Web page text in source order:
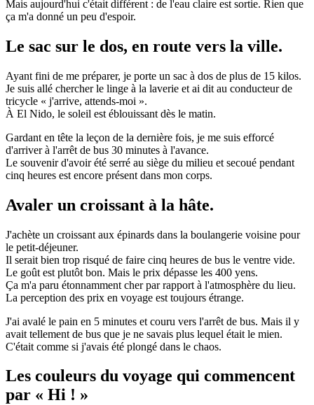
Mais aujourd'hui c'était différent : de l'eau claire est sortie. Rien que
ça m'a donné un peu d'espoir.
Le sac sur le dos, en route vers la ville.
Ayant fini de me préparer, je porte un sac à dos de plus de 15 kilos.
Je suis allé chercher le linge à la laverie et ai dit au conducteur de
tricycle « j'arrive, attends-moi ».
À El Nido, le soleil est éblouissant dès le matin.
Gardant en tête la leçon de la dernière fois, je me suis efforcé
d'arriver à l'arrêt de bus 30 minutes à l'avance.
Le souvenir d'avoir été serré au siège du milieu et secoué pendant
cinq heures est encore présent dans mon corps.
Avaler un croissant à la hâte.
J'achète un croissant aux épinards dans la boulangerie voisine pour
le petit-déjeuner.
Il serait bien trop risqué de faire cinq heures de bus le ventre vide.
Le goût est plutôt bon. Mais le prix dépasse les 400 yens.
Ça m'a paru étonnamment cher par rapport à l'atmosphère du lieu.
La perception des prix en voyage est toujours étrange.
J'ai avalé le pain en 5 minutes et couru vers l'arrêt de bus. Mais il y
avait tellement de bus que je ne savais plus lequel était le mien.
C'était comme si j'avais été plongé dans le chaos.
Les couleurs du voyage qui commencent
par « Hi ! »